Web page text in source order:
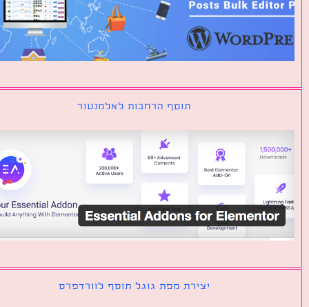
תוסף הרחבות לאלמנטור
יצירת מפת גוגל תוסף לוורדפרס